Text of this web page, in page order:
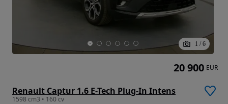
1 / 6
Renault Captur 1.6 E-Tech Plug-In Intens
1598 cm3 • 160 cv
20 900 EUR